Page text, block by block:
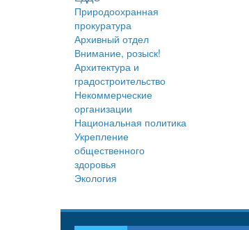
Природоохранная
прокуратура
Архивный отдел
Внимание, розыск!
Архитектура и
градостроительство
Некоммерческие
организации
Национальная политика
Укрепление
общественного
здоровья
Экология